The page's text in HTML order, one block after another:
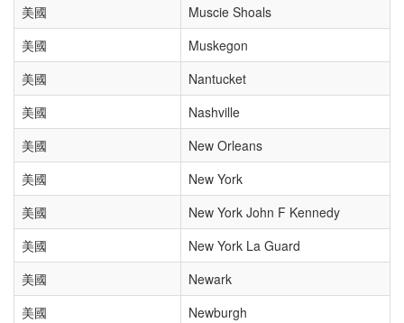
美國
Muscie Shoals
美國
Muskegon
美國
Nantucket
美國
Nashville
美國
New Orleans
美國
New York
美國
New York John F Kennedy
美國
New York La Guard
美國
Newark
美國
Newburgh